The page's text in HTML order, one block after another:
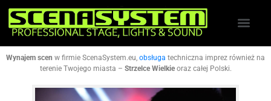
Wynajem scen w firmie ScenaSystem.eu, obsługa techniczna imprez również na
terenie Twojego miasta – Strzelce Wielkie oraz całej Polski.